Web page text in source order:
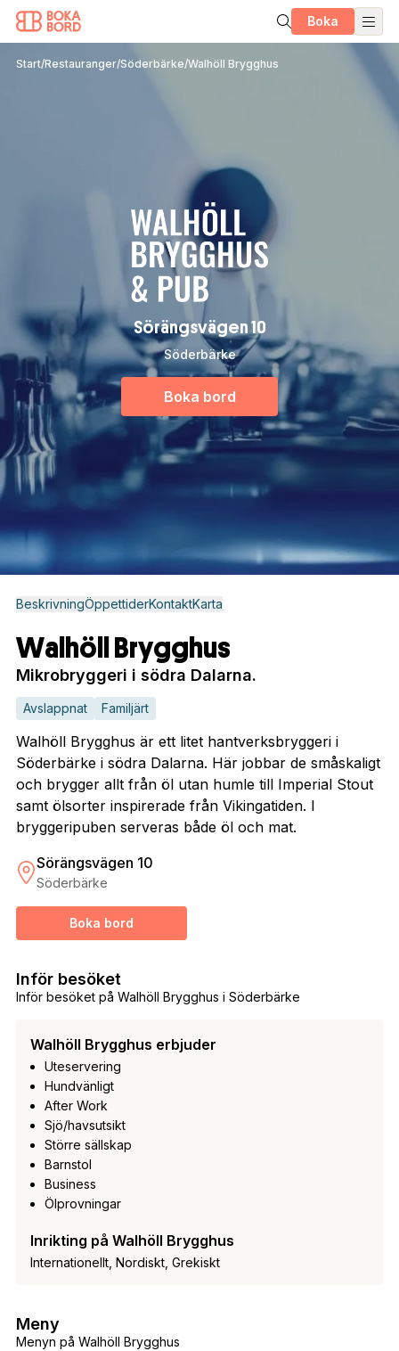
Boka
Start/Restauranger/Söderbärke/Walhöll Brygghus
Sörängsvägen 10
Söderbärke
Boka bord
BeskrivningÖppettiderKontaktKarta
Walhöll Brygghus
Mikrobryggeri i södra Dalarna.
Avslappnat Familjärt
Walhöll Brygghus är ett litet hantverksbryggeri i
Söderbärke i södra Dalarna. Här jobbar de småskaligt
och brygger allt från öl utan humle till Imperial Stout
samt ölsorter inspirerade från Vikingatiden. I
bryggeripuben serveras både öl och mat.
Sörängsvägen 10
Söderbärke
Boka bord
Inför besöket på Walhöll Brygghus i Söderbärke
Inför besöket
Walhöll Brygghus erbjuder
Uteservering
Hundvänligt
After Work
Sjö/havsutsikt
Större sällskap
Barnstol
Business
Ölprovningar
Inrikting på Walhöll Brygghus
Internationellt, Nordiskt, Grekiskt
Menyn på Walhöll Brygghus
Meny